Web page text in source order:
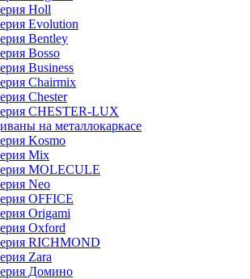
Holl
Evolution
Bentley
Bosso
Business
Chairmix
Chester
CHESTER-LUX
на металлокаркасе
Kosmo
Mix
MOLECULE
Neo
OFFICE
Origami
Oxford
RICHMOND
Zara
Домино